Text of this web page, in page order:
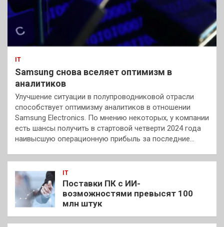
IT
Samsung снова вселяет оптимизм в
аналитиков
Улучшение ситуации в полупроводниковой отрасли
способствует оптимизму аналитиков в отношении
Samsung Electronics. По мнению некоторых, у компании
есть шансы получить в стартовой четверти 2024 года
наивысшую операционную прибыль за последние…
IT
Поставки ПК с ИИ-
возможностями превысят 100
млн штук